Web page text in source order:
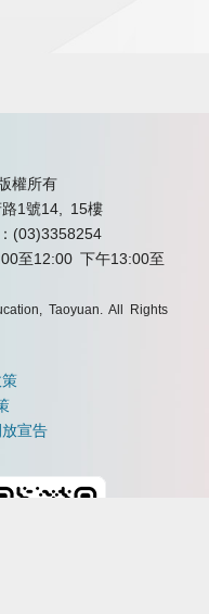
權所有
1號14, 15樓
(03)3358254
至12:00 下午13:00至
Taoyuan. All Rights
宣告